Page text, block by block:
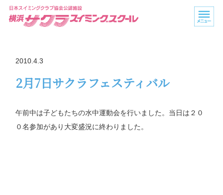
2010.4.3
2月7日サクラフェスティバル
午前中は子どもたちの水中運動会を行いました。当日は２０
０名参加があり大変盛況に終わりました。